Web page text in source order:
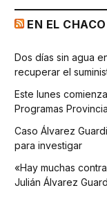
EN EL CHACO
Dos días sin agua
recuperar el
Este lunes
Programas
Caso Álvarez
para investigar
«Hay muchas
Julián Álvarez